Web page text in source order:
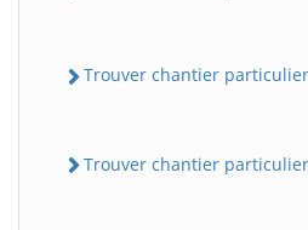
Trouver chantier particulier
Trouver chantier particulier